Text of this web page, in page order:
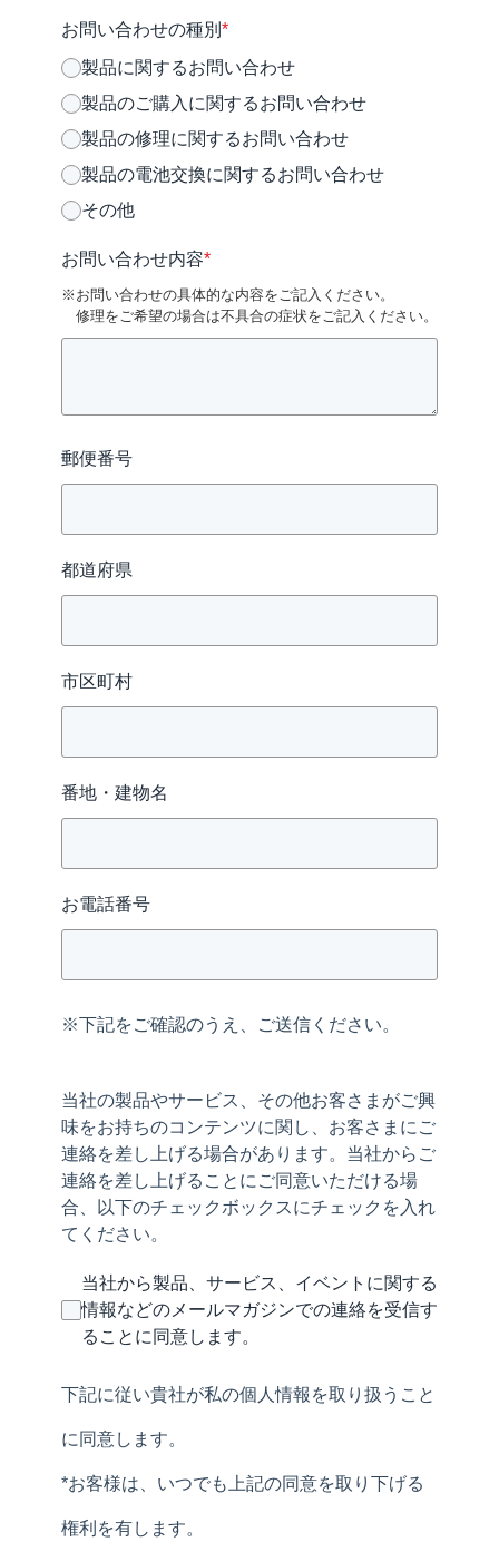
お問い合わせの種別 *
製品に関するお問い合わせ
製品のご購入に関するお問い合わせ
製品の修理に関するお問い合わせ
製品の電池交換に関するお問い合わせ
その他
お問い合わせ内容*
※お問い合わせの具体的な内容をご記入ください。
修理をご希望の場合は不具合の症状をご記入ください。
郵便番号
都道府県
市区町村
番地・建物名
お電話番号
※下記をご確認のうえ、ご送信ください。
当社の製品やサービス、その他お客さまがご興
味をお持ちのコンテンツに関し、お客さまにご
連絡を差し上げる場合があります。当社からご
連絡を差し上げることにご同意いただける場
合、以下のチェックボックスにチェックを入れ
てください。
当社から製品、サービス、イベントに関する
情報などのメールマガジンでの連絡を受信す
ることに同意します。
下記に従い貴社が私の個人情報を取り扱うこと
に同意します。
*お客様は、いつでも上記の同意を取り下げる
権利を有します。